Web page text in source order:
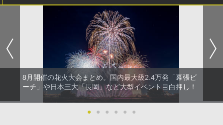
8月開催の花火大会まとめ。国内最大級2.4万発「幕張ビ
ーチ」や日本三大「長岡」など大型イベント目白押し！
● ● ● ● ● ●